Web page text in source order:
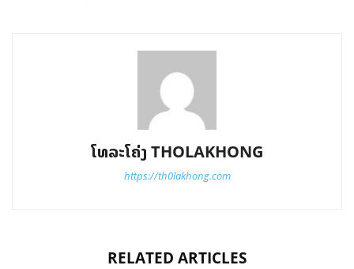
ໂທລະໂຄ່ງ THOLAKHONG
https://th0lakhong.com
RELATED ARTICLES